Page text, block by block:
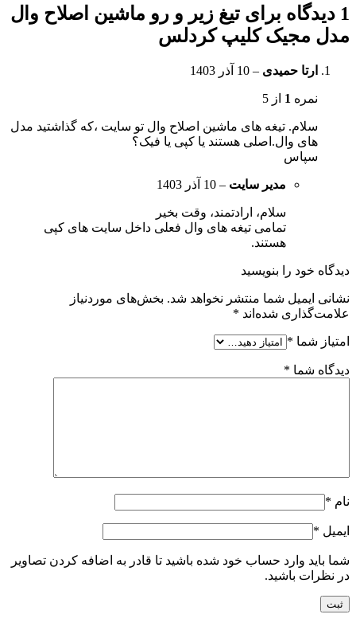
1 دیدگاه برای
تیغ زیر و رو ماشین اصلاح وال
مدل مجیک کلیپ کردلس
ارتا حمیدی – 10 آذر 1403
نمره 1 از 5
سلام. تیغه های ماشین اصلاح وال تو سایت ،که گذاشتید مدل
های وال.اصلی هستند یا کپی یا فیک؟
سپاس
مدیر سایت – 10 آذر 1403
سلام، ارادتمند، وقت بخیر
تمامی تیغه های وال فعلی داخل سایت های کپی
هستند.
دیدگاه خود را بنویسید
نشانی ایمیل شما منتشر نخواهد شد. بخش‌های موردنیاز
علامت‌گذاری شده‌اند *
امتیاز شما *
دیدگاه شما *
نام *
ایمیل *
شما باید وارد حساب خود شده باشید تا قادر به اضافه کردن تصاویر
در نظرات باشید.